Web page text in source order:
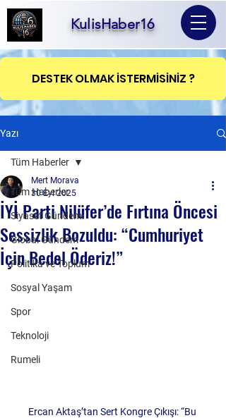
KulisHaber16
DESTEK OLMAK İSTERMİSİNİZ ?
Yazı
Tüm Haberler
Siyaset Gündemi
Global Gündem
Politika ve Toplum
Sosyal Yaşam
Spor
Teknoloji
Rumeli
Tüm Haberler
İYİ Parti Nilüfer’de Fırtına Öncesi
Sessizlik Bozuldu: “Cumhuriyet
İçin Bedel Öderiz!”
Mert Morava
30 Eyl 2025
Ercan Aktaş’tan Sert Kongre Çıkışı: “Bu